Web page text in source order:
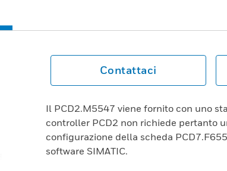
Contattaci
Il PCD2.M5547 viene fornito con uno
controller PCD2 non richiede pertanto
configurazione della scheda
software SIMATIC.